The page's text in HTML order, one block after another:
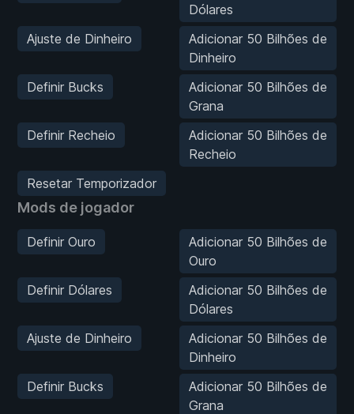
Dólares
Ajuste de Dinheiro
Adicionar 50 Bilhões de
Dinheiro
Definir Bucks
Adicionar 50 Bilhões de
Grana
Definir Recheio
Adicionar 50 Bilhões de
Recheio
Resetar Temporizador
Mods de jogador
Definir Ouro
Adicionar 50 Bilhões de
Ouro
Definir Dólares
Adicionar 50 Bilhões de
Dólares
Ajuste de Dinheiro
Adicionar 50 Bilhões de
Dinheiro
Definir Bucks
Adicionar 50 Bilhões de
Grana